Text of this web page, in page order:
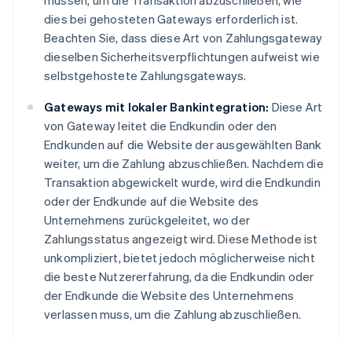
dies bei gehosteten Gateways erforderlich ist.
Beachten Sie, dass diese Art von Zahlungsgateway
dieselben Sicherheitsverpflichtungen aufweist wie
selbstgehostete Zahlungsgateways.
Gateways mit lokaler Bankintegration: Diese Art
von Gateway leitet die Endkundin oder den
Endkunden auf die Website der ausgewählten Bank
weiter, um die Zahlung abzuschließen. Nachdem die
Transaktion abgewickelt wurde, wird die Endkundin
oder der Endkunde auf die Website des
Unternehmens zurückgeleitet, wo der
Zahlungsstatus angezeigt wird. Diese Methode ist
unkompliziert, bietet jedoch möglicherweise nicht
die beste Nutzererfahrung, da die Endkundin oder
der Endkunde die Website des Unternehmens
verlassen muss, um die Zahlung abzuschließen.